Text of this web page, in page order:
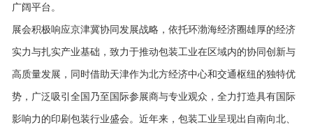
广阔平台。
展会积极响应京津冀协同发展战略，依托环渤海经济圈雄厚的经济
实力与扎实产业基础，致力于推动包装工业在区域内的协同创新与
高质量发展，同时借助天津作为北方经济中心和交通枢纽的独特优
势，广泛吸引全国乃至国际参展商与专业观众，全力打造具有国际
影响力的印刷包装行业盛会。近年来，包装工业呈现出自南向北、